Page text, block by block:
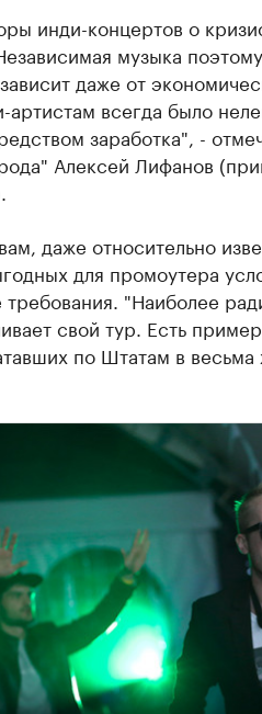
инди-концертов о
музыка
даже от
артистам всегда было
заработка", -
Алексей Лифанов
даже относительно
для промоутера
"Наиболее
свой тур. Есть
по Штатам в